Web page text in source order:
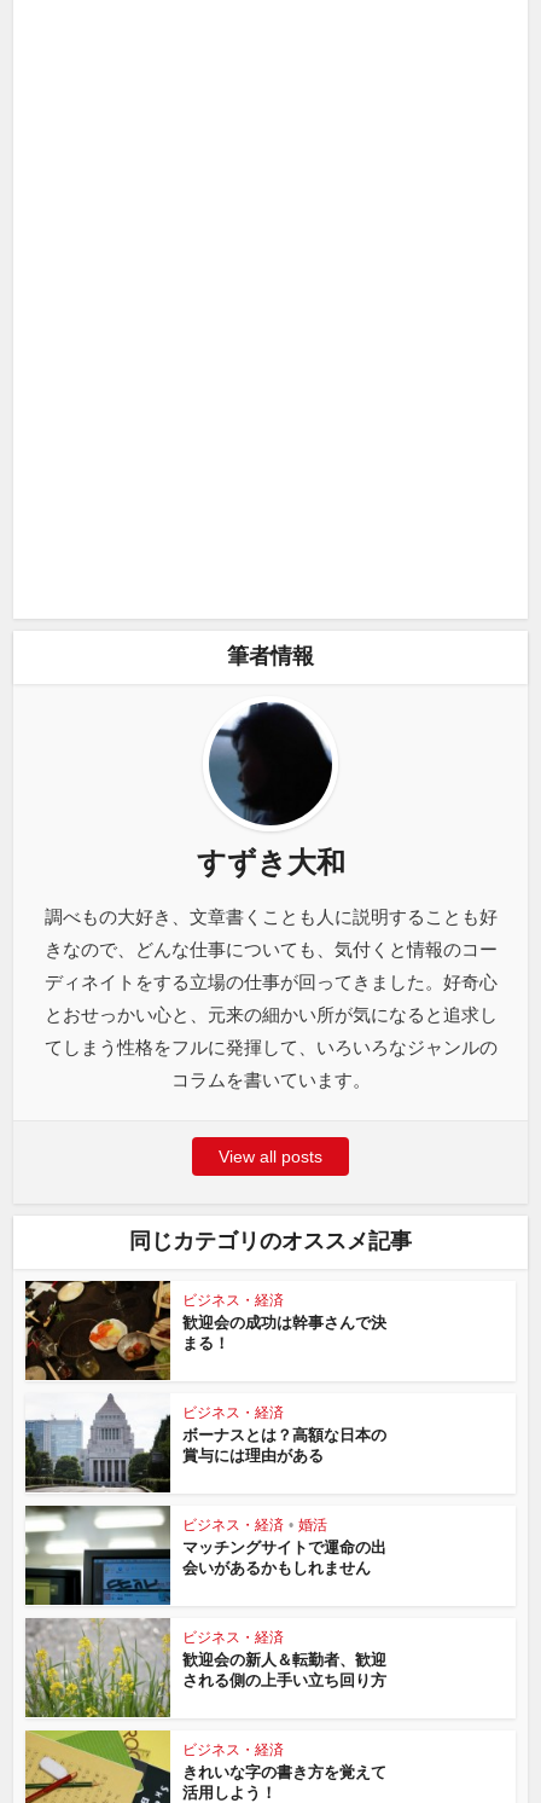
筆者情報
すずき大和
調べもの大好き、文章書くことも人に説明することも好
きなので、どんな仕事についても、気付くと情報のコー
ディネイトをする立場の仕事が回ってきました。好奇心
とおせっかい心と、元来の細かい所が気になると追求し
てしまう性格をフルに発揮して、いろいろなジャンルの
コラムを書いています。
View all posts
同じカテゴリのオススメ記事
ビジネス・経済
歓迎会の成功は幹事さんで決
まる！
ビジネス・経済
ボーナスとは？高額な日本の
賞与には理由がある
ビジネス・経済 • 婚活
マッチングサイトで運命の出
会いがあるかもしれません
ビジネス・経済
歓迎会の新人＆転勤者、歓迎
される側の上手い立ち回り方
ビジネス・経済
きれいな字の書き方を覚えて
活用しよう！